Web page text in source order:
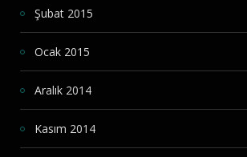
Şubat 2015
Ocak 2015
Aralık 2014
Kasım 2014